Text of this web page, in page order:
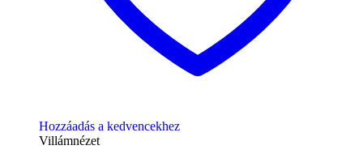
Hozzáadás a kedvencekhez
Villámnézet